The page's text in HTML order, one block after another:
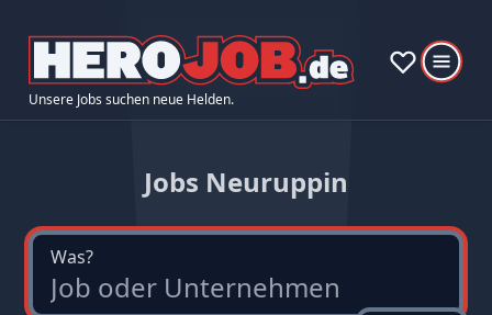
Unsere Jobs suchen neue Helden.
Jobs Neuruppin
Was?